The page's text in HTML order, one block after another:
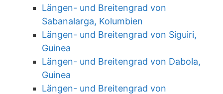
Längen- und Breitengrad von
Sabanalarga, Kolumbien
Längen- und Breitengrad von Siguiri,
Guinea
Längen- und Breitengrad von Dabola,
Guinea
Längen- und Breitengrad von